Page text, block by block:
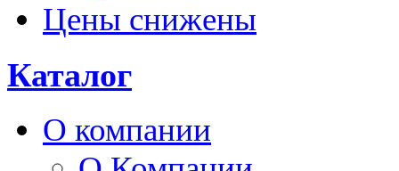
Цены снижены
Каталог
О компании